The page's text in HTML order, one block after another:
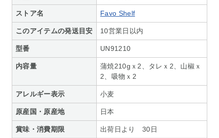
ストア名 Favo Shelf
このアイテムの発送目安 10営業日以内
型番 UN91210
内容量
蒲焼210gｘ2、タレｘ2、山椒ｘ
2、吸物ｘ2
アレルギー表示 小麦
原産国・原産地 日本
賞味・消費期限 出荷日より 30日